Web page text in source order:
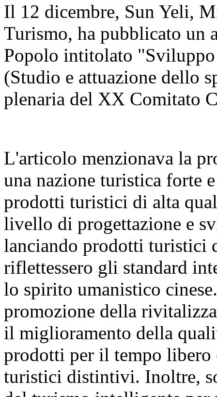
Il 12 dicembre, Sun Yeli,
Turismo, ha pubblicato un
Popolo intitolato
(Studio e attuazione dello
plenaria del XX Comitato
L'articolo menzionava la
una nazione turistica forte
prodotti turistici di alta
livello di progettazione e
lanciando prodotti turistici
riflettessero gli standard
lo spirito umanistico
promozione della
il miglioramento della
prodotti per il tempo libero
turistici distintivi. Inoltre,